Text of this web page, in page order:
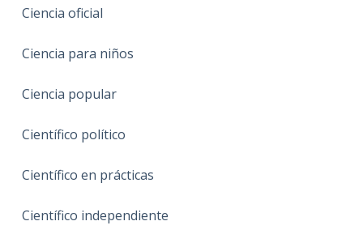
Ciencia oficial
Ciencia para niños
Ciencia popular
Científico político
Científico en prácticas
Científico independiente